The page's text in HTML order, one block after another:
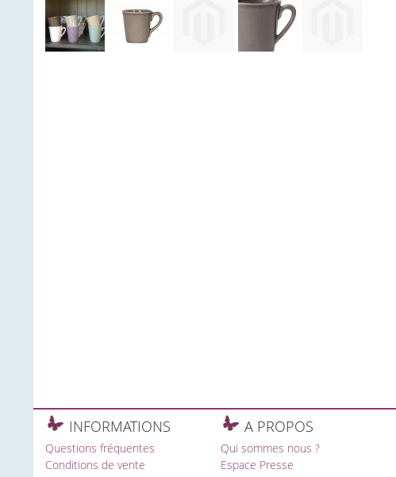
INFORMATIONS
Questions fréquentes
Conditions de vente
A PROPOS
Qui sommes nous ?
Espace Presse